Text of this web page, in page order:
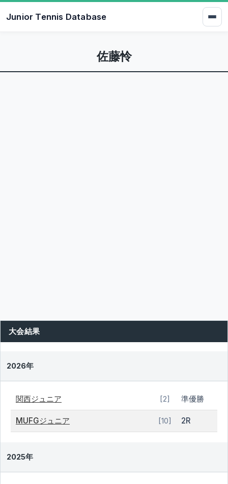
Junior Tennis Database
佐藤怜
大会結果
2026年
関西ジュニア [2] 準優勝
MUFGジュニア [10] 2R
2025年